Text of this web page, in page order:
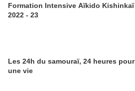
Formation Intensive Aïkido Kishinkaï
2022 - 23
Les 24h du samouraï, 24 heures pour
une vie